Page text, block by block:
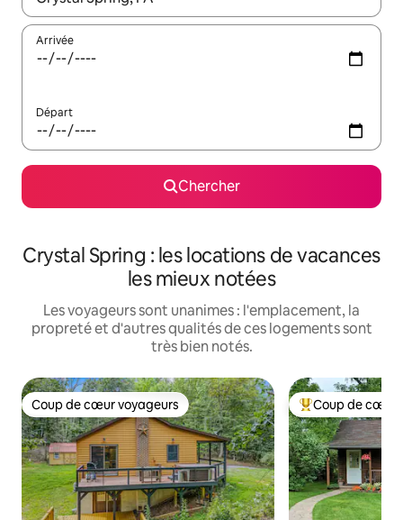
Arrivée
Départ
Chercher
Crystal Spring : les locations de vacances
les mieux notées
Les voyageurs sont unanimes : l'emplacement, la
propreté et d'autres qualités de ces logements sont
très bien notés.
Coup de cœur voyageurs
Coup de cœur voyageurs Coup de cœur
Coup de cœur